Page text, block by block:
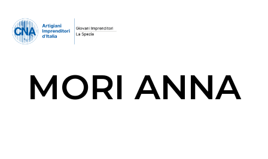
MORI ANNA